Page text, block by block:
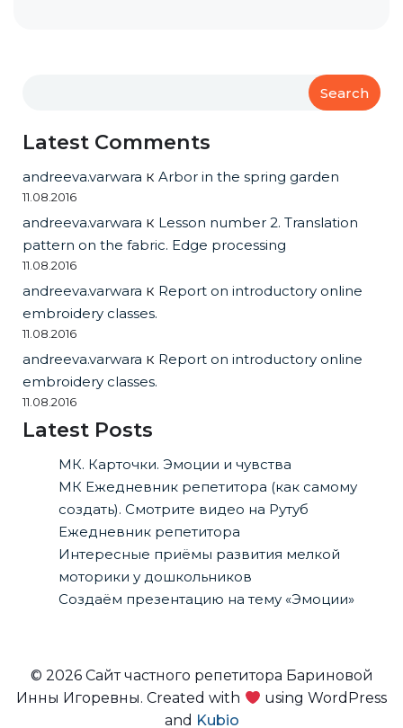
Search
Latest Comments
andreeva.varwara к Arbor in the spring garden
11.08.2016
andreeva.varwara к Lesson number 2. Translation
pattern on the fabric. Edge processing
11.08.2016
andreeva.varwara к Report on introductory online
embroidery classes.
11.08.2016
andreeva.varwara к Report on introductory online
embroidery classes.
11.08.2016
Latest Posts
МК. Карточки. Эмоции и чувства
МК Ежедневник репетитора (как самому
создать). Смотрите видео на Рутуб
Ежедневник репетитора
Интересные приёмы развития мелкой
моторики у дошкольников
Создаём презентацию на тему «Эмоции»
© 2026 Сайт частного репетитора Бариновой
Инны Игоревны. Created with
using WordPress
and Kubio